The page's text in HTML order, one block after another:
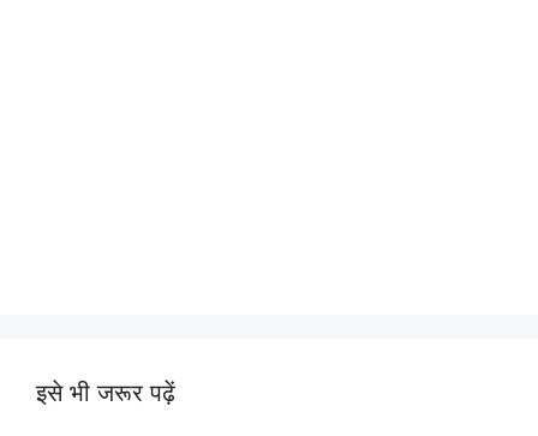
इसे भी जरूर पढ़ें